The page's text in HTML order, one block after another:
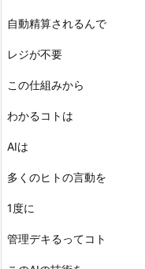
自動精算されるんで
レジが不要
この仕組みから
わかるコトは
AIは
多くのヒトの言動を
1度に
管理デキるってコト